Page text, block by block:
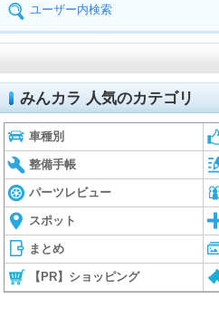
ユーザー内検索
みんカラ 人気のカテゴリ
車種別
整備手帳
パーツレビュー
スポット
まとめ
【PR】ショッピング